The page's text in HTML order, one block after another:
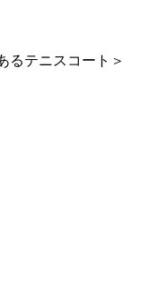
るテニスコート＞